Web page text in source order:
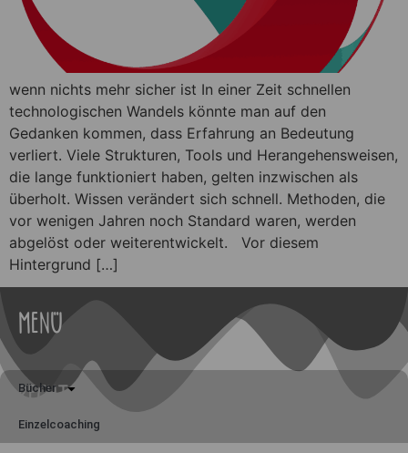
wenn nichts mehr sicher ist In einer Zeit schnellen
technologischen Wandels könnte man auf den
Gedanken kommen, dass Erfahrung an Bedeutung
verliert. Viele Strukturen, Tools und Herangehensweisen,
die lange funktioniert haben, gelten inzwischen als
überholt. Wissen verändert sich schnell. Methoden, die
vor wenigen Jahren noch Standard waren, werden
abgelöst oder weiterentwickelt. Vor diesem
Hintergrund […]
MENÜ
Bücher
Einzelcoaching
RECHT